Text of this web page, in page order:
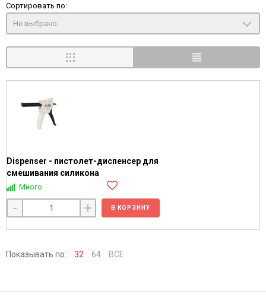
Сортировать по:
Не выбрано
Dispenser - пистолет-диспенсер для
смешивания силикона
Много
- + В КОРЗИНУ
Показывать по: 32 64 ВСЕ